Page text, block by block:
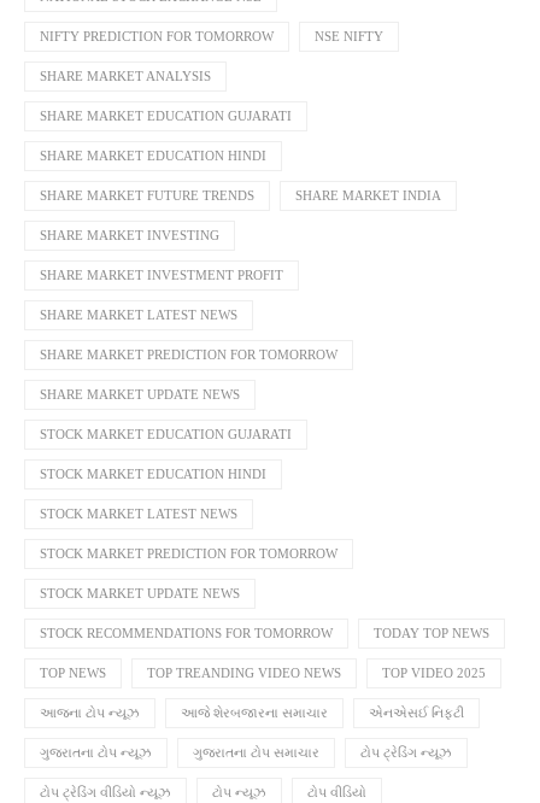
NIFTY PREDICTION FOR TOMORROW NSE NIFTY
SHARE MARKET ANALYSIS
SHARE MARKET EDUCATION GUJARATI
SHARE MARKET EDUCATION HINDI
SHARE MARKET FUTURE TRENDS SHARE MARKET INDIA
SHARE MARKET INVESTING
SHARE MARKET INVESTMENT PROFIT
SHARE MARKET LATEST NEWS
SHARE MARKET PREDICTION FOR TOMORROW
SHARE MARKET UPDATE NEWS
STOCK MARKET EDUCATION GUJARATI
STOCK MARKET EDUCATION HINDI
STOCK MARKET LATEST NEWS
STOCK MARKET PREDICTION FOR TOMORROW
STOCK MARKET UPDATE NEWS
STOCK RECOMMENDATIONS FOR TOMORROW TODAY TOP NEWS
TOP NEWS TOP TREANDING VIDEO NEWS TOP VIDEO 2025
આજના ટોપ ન્યૂઝ આજે શેરબજારના સમાચાર એનએસઈ નિફ્ટી
ગુજરાતના ટોપ ન્યૂઝ ગુજરાતના ટોપ સમાચાર ટોપ ટ્રેડિંગ ન્યૂઝ
ટોપ ટ્રેડિંગ વીડિયો ન્યૂઝ ટોપ ન્યૂઝ ટોપ વીડિયો